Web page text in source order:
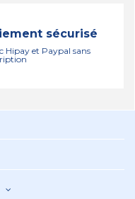
sécurisé
Hipay et Paypal sans